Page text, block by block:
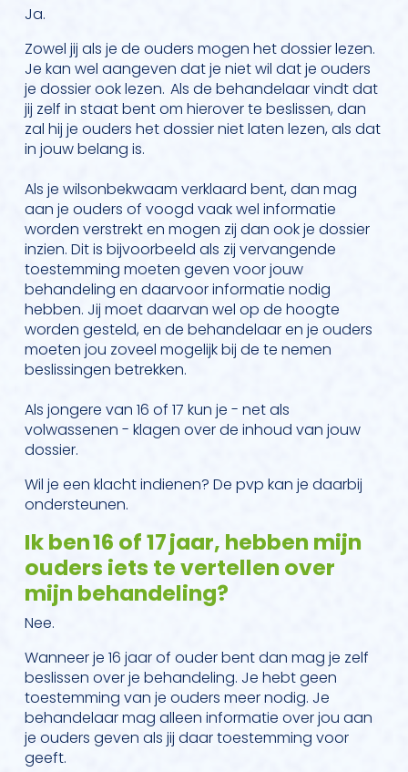
Ja.
Zowel jij als je de ouders mogen het dossier lezen.
Je kan wel aangeven dat je niet wil dat je ouders
je dossier ook lezen. Als de behandelaar vindt dat
jij zelf in staat bent om hierover te beslissen, dan
zal hij je ouders het dossier niet laten lezen, als dat
in jouw belang is.
Als je wilsonbekwaam verklaard bent, dan mag
aan je ouders of voogd vaak wel informatie
worden verstrekt en mogen zij dan ook je dossier
inzien. Dit is bijvoorbeeld als zij vervangende
toestemming moeten geven voor jouw
behandeling en daarvoor informatie nodig
hebben. Jij moet daarvan wel op de hoogte
worden gesteld, en de behandelaar en je ouders
moeten jou zoveel mogelijk bij de te nemen
beslissingen betrekken.
Als jongere van 16 of 17 kun je - net als
volwassenen - klagen over de inhoud van jouw
dossier.
Wil je een klacht indienen? De pvp kan je daarbij
ondersteunen.
Ik ben 16 of 17 jaar, hebben mijn
ouders iets te vertellen over
mijn behandeling?
Nee.
Wanneer je 16 jaar of ouder bent dan mag je zelf
beslissen over je behandeling. Je hebt geen
toestemming van je ouders meer nodig. Je
behandelaar mag alleen informatie over jou aan
je ouders geven als jij daar toestemming voor
geeft.